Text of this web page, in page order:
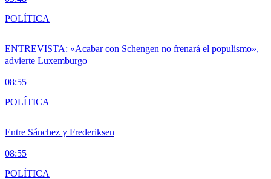
ENTREVISTA: «Acabar con Schengen no frenará el populismo»,
advierte Luxemburgo
08:55
POLÍTICA
Entre Sánchez y Frederiksen
08:55
POLÍTICA
POLÍTICA